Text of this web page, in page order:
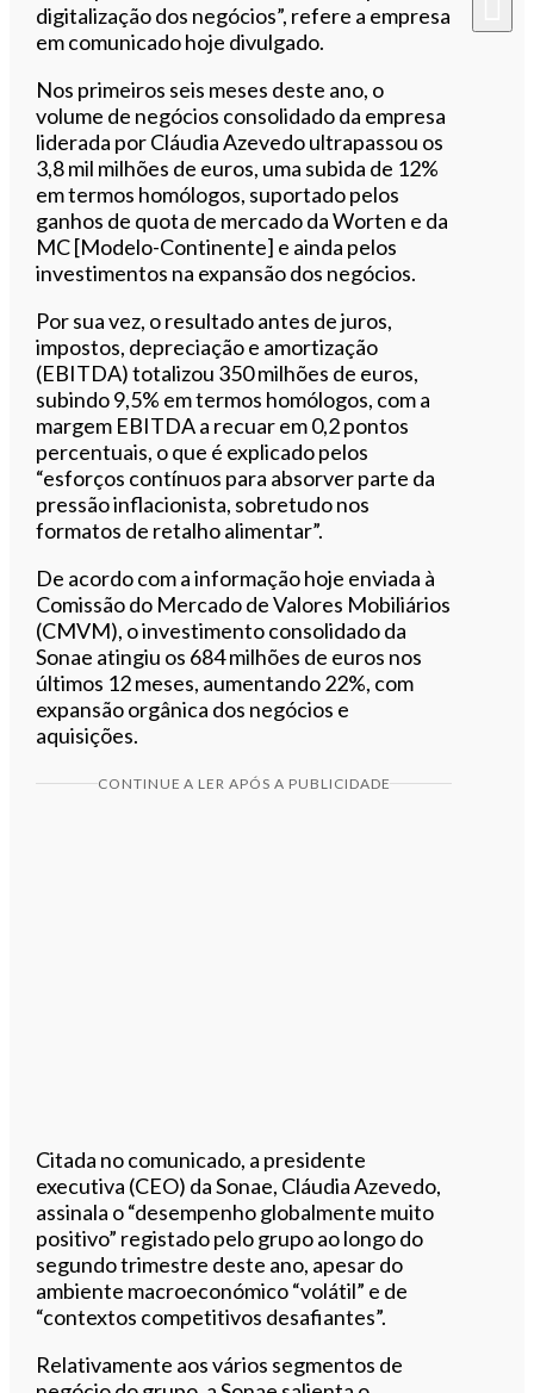
digitalização dos negócios”, refere a empresa
em comunicado hoje divulgado.
Nos primeiros seis meses deste ano, o
volume de negócios consolidado da empresa
liderada por Cláudia Azevedo ultrapassou os
3,8 mil milhões de euros, uma subida de 12%
em termos homólogos, suportado pelos
ganhos de quota de mercado da Worten e da
MC [Modelo-Continente] e ainda pelos
investimentos na expansão dos negócios.
Por sua vez, o resultado antes de juros,
impostos, depreciação e amortização
(EBITDA) totalizou 350 milhões de euros,
subindo 9,5% em termos homólogos, com a
margem EBITDA a recuar em 0,2 pontos
percentuais, o que é explicado pelos
“esforços contínuos para absorver parte da
pressão inflacionista, sobretudo nos
formatos de retalho alimentar”.
De acordo com a informação hoje enviada à
Comissão do Mercado de Valores Mobiliários
(CMVM), o investimento consolidado da
Sonae atingiu os 684 milhões de euros nos
últimos 12 meses, aumentando 22%, com
expansão orgânica dos negócios e
aquisições.
CONTINUE A LER APÓS A PUBLICIDADE
Citada no comunicado, a presidente
executiva (CEO) da Sonae, Cláudia Azevedo,
assinala o “desempenho globalmente muito
positivo” registado pelo grupo ao longo do
segundo trimestre deste ano, apesar do
ambiente macroeconómico “volátil” e de
“contextos competitivos desafiantes”.
Relativamente aos vários segmentos de